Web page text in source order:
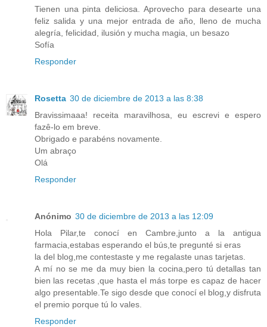
Tienen una pinta deliciosa. Aprovecho para desearte una
feliz salida y una mejor entrada de año, lleno de mucha
alegría, felicidad, ilusión y mucha magia, un besazo
Sofía
Responder
Rosetta 30 de diciembre de 2013 a las 8:38
Bravissimaaa! receita maravilhosa, eu escrevi e espero
fazê-lo em breve.
Obrigado e parabéns novamente.
Um abraço
Olá
Responder
Anónimo 30 de diciembre de 2013 a las 12:09
Hola Pilar,te conocí en Cambre,junto a la antigua
farmacia,estabas esperando el bús,te pregunté si eras
la del blog,me contestaste y me regalaste unas tarjetas.
A mí no se me da muy bien la cocina,pero tú detallas tan
bien las recetas ,que hasta el más torpe es capaz de hacer
algo presentable.Te sigo desde que conocí el blog,y disfruta
el premio porque tú lo vales.
Responder